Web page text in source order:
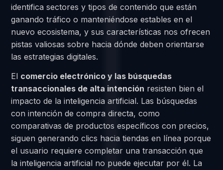
identifica sectores y tipos de contenido que están
ganando tráfico o manteniéndose estables en el
nuevo ecosistema, y sus características nos ofrecen
pistas valiosas sobre hacia dónde deben orientarse
las estrategias digitales.
El comercio electrónico y las búsquedas
transaccionales de alta intención resisten bien el
impacto de la inteligencia artificial. Las búsquedas
con intención de compra directa, como
comparativas de productos específicos con precios,
siguen generando clics hacia tiendas en línea porque
el usuario requiere completar una transacción que
la inteligencia artificial no puede ejecutar por él. La